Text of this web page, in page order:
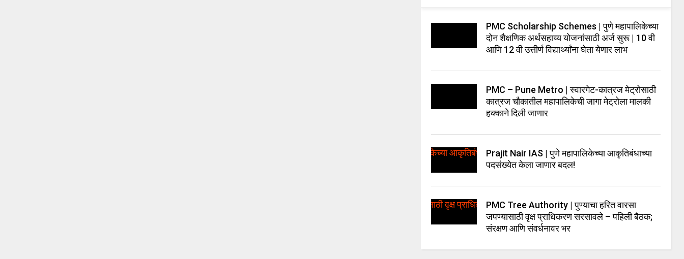
PMC Scholarship Schemes | पुणे महापालिकेच्या
दोन शैक्षणिक अर्थसहाय्य योजनांसाठी अर्ज सुरू | 10 वी
आणि 12 वी उत्तीर्ण विद्यार्थ्यांना घेता येणार लाभ
PMC – Pune Metro | स्वारगेट-कात्रज मेट्रोसाठी
कात्रज चौकातील महापालिकेची जागा मेट्रोला मालकी
हक्काने दिली जाणार
Prajit Nair IAS | पुणे महापालिकेच्या आकृतिबंधाच्या
पदसंख्येत केला जाणार बदल!
PMC Tree Authority | पुण्याचा हरित वारसा
जपण्यासाठी वृक्ष प्राधिकरण सरसावले – पहिली बैठक;
संरक्षण आणि संवर्धनावर भर